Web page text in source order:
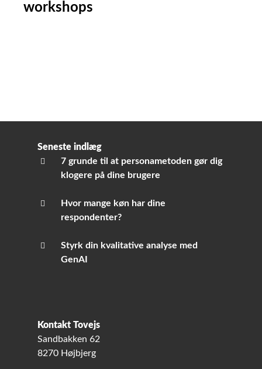
workshops
Seneste indlæg
7 grunde til at personametoden gør dig
klogere på dine brugere
Hvor mange køn har dine
respondenter?
Styrk din kvalitative analyse med
GenAI
Kontakt Tovejs
Sandbakken 62
8270 Højbjerg